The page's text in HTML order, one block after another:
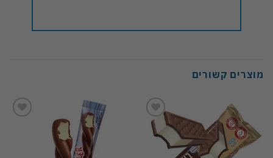
מוצרים קשורים
Add to
wishlist